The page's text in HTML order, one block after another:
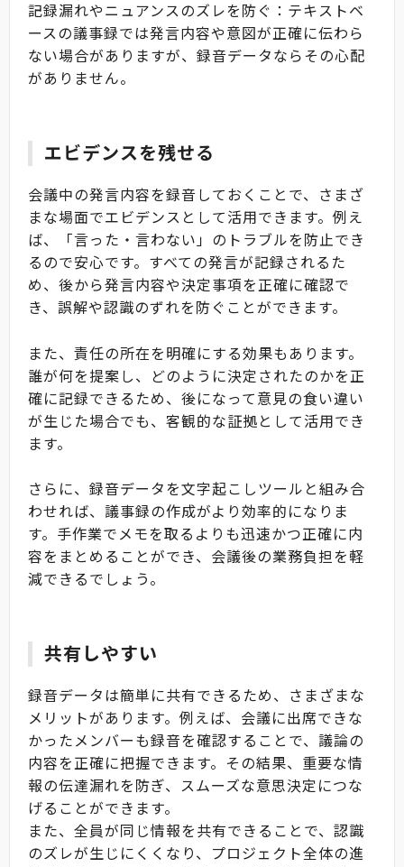
記録漏れやニュアンスのズレを防ぐ：テキストベ
ースの議事録では発言内容や意図が正確に伝わら
ない場合がありますが、録音データならその心配
がありません。
エビデンスを残せる
会議中の発言内容を録音しておくことで、さまざ
まな場面でエビデンスとして活用できます。例え
ば、「言った・言わない」のトラブルを防止でき
るので安心です。すべての発言が記録されるた
め、後から発言内容や決定事項を正確に確認で
き、誤解や認識のずれを防ぐことができます。
また、責任の所在を明確にする効果もあります。
誰が何を提案し、どのように決定されたのかを正
確に記録できるため、後になって意見の食い違い
が生じた場合でも、客観的な証拠として活用でき
ます。
さらに、録音データを文字起こしツールと組み合
わせれば、議事録の作成がより効率的になりま
す。手作業でメモを取るよりも迅速かつ正確に内
容をまとめることができ、会議後の業務負担を軽
減できるでしょう。
共有しやすい
録音データは簡単に共有できるため、さまざまな
メリットがあります。例えば、会議に出席できな
かったメンバーも録音を確認することで、議論の
内容を正確に把握できます。その結果、重要な情
報の伝達漏れを防ぎ、スムーズな意思決定につな
げることができます。
また、全員が同じ情報を共有できることで、認識
のズレが生じにくくなり、プロジェクト全体の進